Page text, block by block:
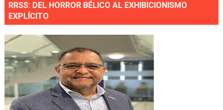
RRSS: DEL HORROR BÉLICO AL EXHIBICIONISMO
EXPLÍCITO